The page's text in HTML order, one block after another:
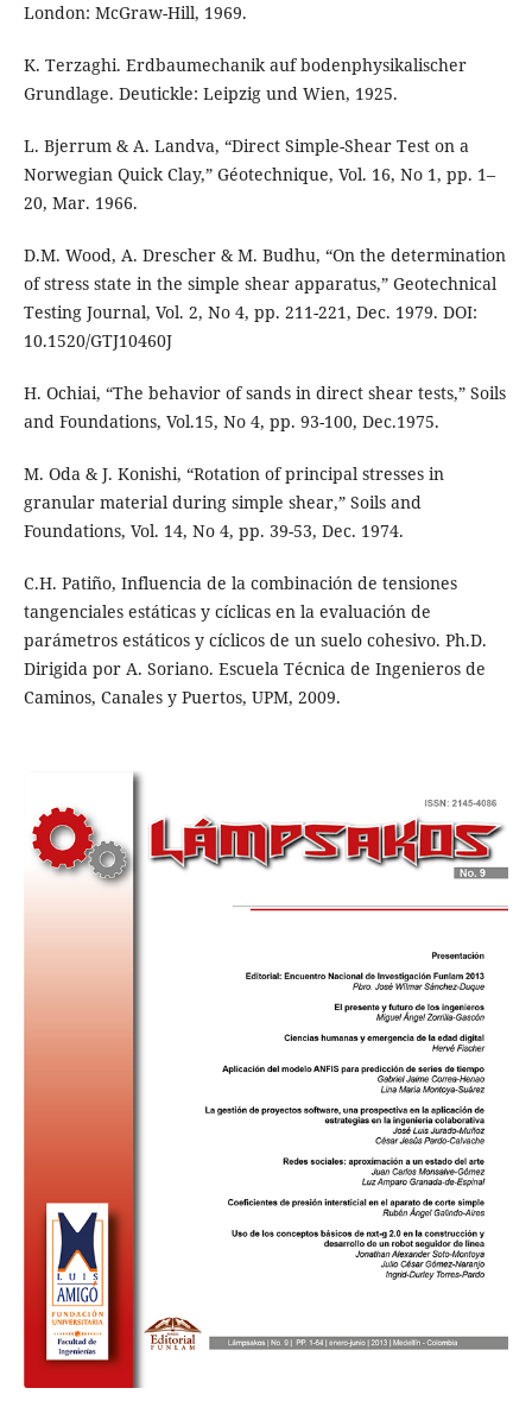
London: McGraw-Hill, 1969.
K. Terzaghi. Erdbaumechanik auf bodenphysikalischer
Grundlage. Deutickle: Leipzig und Wien, 1925.
L. Bjerrum & A. Landva, “Direct Simple-Shear Test on a
Norwegian Quick Clay,” Géotechnique, Vol. 16, No 1, pp. 1–
20, Mar. 1966.
D.M. Wood, A. Drescher & M. Budhu, “On the determination
of stress state in the simple shear apparatus,” Geotechnical
Testing Journal, Vol. 2, No 4, pp. 211-221, Dec. 1979. DOI:
10.1520/GTJ10460J
H. Ochiai, “The behavior of sands in direct shear tests,” Soils
and Foundations, Vol.15, No 4, pp. 93-100, Dec.1975.
M. Oda & J. Konishi, “Rotation of principal stresses in
granular material during simple shear,” Soils and
Foundations, Vol. 14, No 4, pp. 39-53, Dec. 1974.
C.H. Patiño, Influencia de la combinación de tensiones
tangenciales estáticas y cíclicas en la evaluación de
parámetros estáticos y cíclicos de un suelo cohesivo. Ph.D.
Dirigida por A. Soriano. Escuela Técnica de Ingenieros de
Caminos, Canales y Puertos, UPM, 2009.